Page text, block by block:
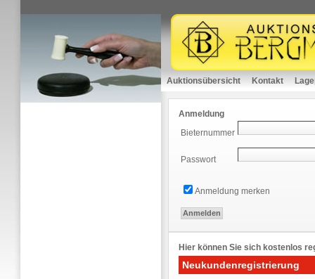
Auktionsübersicht Kontakt
Anmeldung
Bieternummer
Passwort
Anmeldung merken
Hier können Sie sich kostenlos
Neukundenregistrierung